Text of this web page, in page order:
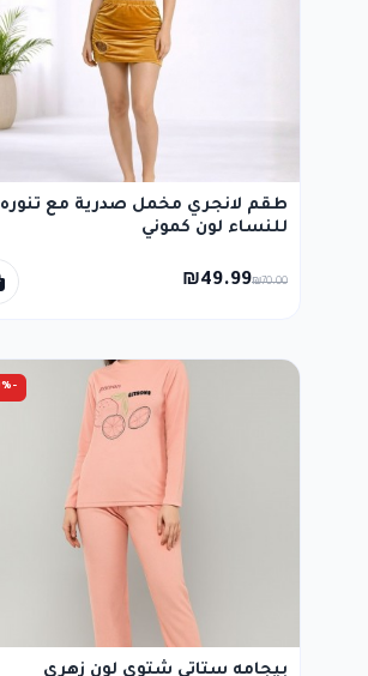
طقم لانجري مخمل صدرية مع تنوره
للنساء لون كموني
₪49.99₪70.00
-20%
بيجامه ستاتي شتوي لون زهري